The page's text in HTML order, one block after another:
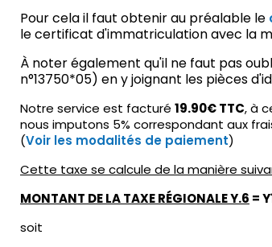
Pour cela il faut obtenir au préalable le
le certificat d'immatriculation avec la
À noter également qu'il ne faut pas
n°13750*05) en y joignant les pièces
Notre service est facturé 19.90€ TTC, à
nous imputons 5% correspondant aux
(Voir les modalités de paiement)
Cette taxe se calcule de la manière
MONTANT DE LA TAXE RÉGIONALE Y.6 =
soit